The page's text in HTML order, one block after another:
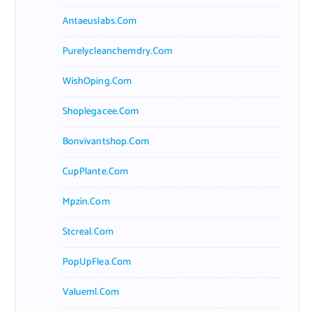
Antaeuslabs.com
Purelycleanchemdry.com
WishOping.com
Shoplegacee.com
Bonvivantshop.com
CupPlante.com
Mpzin.com
Stcreal.com
PopUpFlea.com
Valueml.com